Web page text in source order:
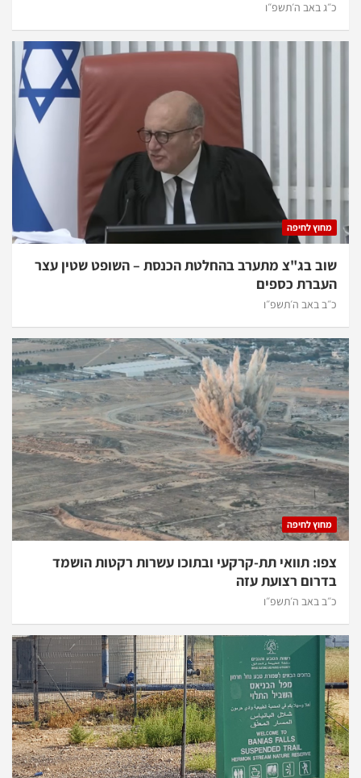
כ״ג באב ה׳תשפ״ו
מחוץ לחיפה
שוב בג"צ מתערב בהחלטת הכנסת – השופט שטין עצר
העברת כספים
כ״ב באב ה׳תשפ״ו
מחוץ לחיפה
צפו: תוואי תת-קרקעי ובתוכו עשרות רקטות הושמד
בדרום רצועת עזה
כ״ב באב ה׳תשפ״ו